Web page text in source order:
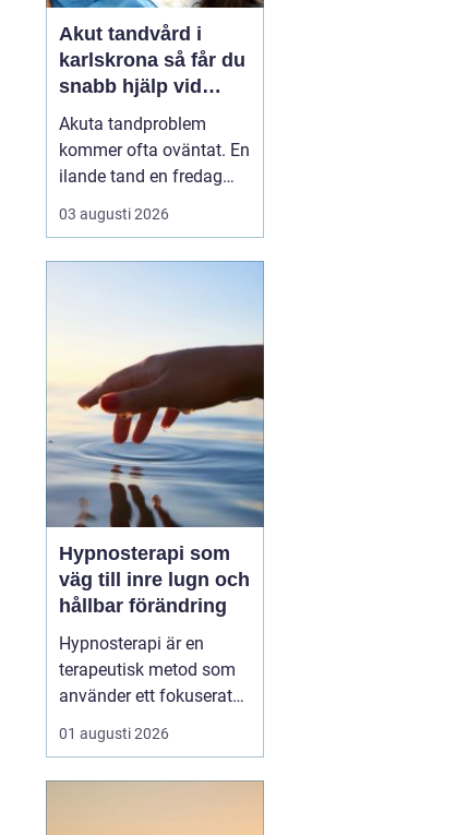
Akut tandvård i
karlskrona så får du
snabb hjälp vid
tandvärk och skador
Akuta tandproblem
kommer ofta oväntat. En
ilande tand en fredag
kväll, en svullnad som
blir värre över natten
vända dig för snabb och
trygg akut tandvård i
Karlskr...
03 augusti 2026
Hypnosterapi som
väg till inre lugn och
hållbar förändring
Hypnosterapi är en
terapeutisk metod som
använder ett fokuserat
och avslappnat
sinnestillstånd för att
01 augusti 2026